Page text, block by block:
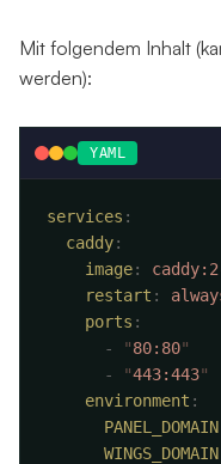
Mit folgendem Inhalt
werden):
YAML
services
  caddy
    image
:
    restart
:
    ports
      -
"80:80
      -
"443:443
    environment
      PANEL_DOMAIN
      WINGS_DOMAIN